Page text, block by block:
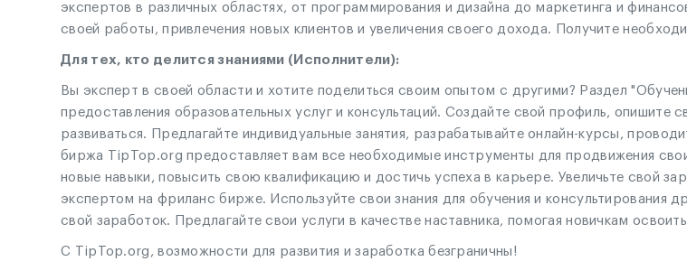
экспертов в различных областях, от программирования и дизайна до маркетинга и
своей работы, привлечения новых клиентов и увеличения своего дохода. Получите
Для тех, кто делится знаниями (Исполнители):
Вы эксперт в своей области и хотите поделиться своим опытом с другими? Раздел
предоставления образовательных услуг и консультаций. Создайте свой профиль, опишите
развиваться. Предлагайте индивидуальные занятия, разрабатывайте онлайн-курсы,
биржа TipTop.org предоставляет вам все необходимые инструменты для продвижения
новые навыки, повысить свою квалификацию и достичь успеха в карьере. Увеличьте свой
экспертом на фриланс бирже. Используйте свои знания для обучения и консультирования
свой заработок. Предлагайте свои услуги в качестве наставника, помогая новичкам
С TipTop.org, возможности для развития и заработка безграничны!